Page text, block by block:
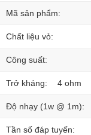
Mã sản phẩm:
Chất liệu vỏ:
Công suất:
Trở kháng: 4 ohm
Độ nhạy (1w @ 1m):
Tần số đáp tuyến: